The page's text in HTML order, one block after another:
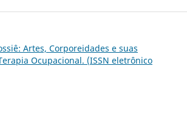
Artes, Corporeidades e suas
Ocupacional. (ISSN eletrônico